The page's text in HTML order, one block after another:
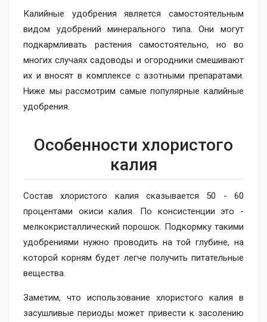
Калийные удобрения является самостоятельным
видом удобрений минерального типа. Они могут
подкармливать растения самостоятельно, но во
многих случаях садоводы и огородники смешивают
их и вносят в комплексе с азотными препаратами.
Ниже мы рассмотрим самые популярные калийные
удобрения.
Особенности хлористого
калия
Состав хлористого калия сказывается 50 - 60
процентами окиси калия. По консистенции это -
мелкокристаллический порошок. Подкормку такими
удобрениями нужно проводить на той глубине, на
которой корням будет легче получить питательные
вещества.
Заметим, что использование хлористого калия в
засушливые периоды может привести к засолению